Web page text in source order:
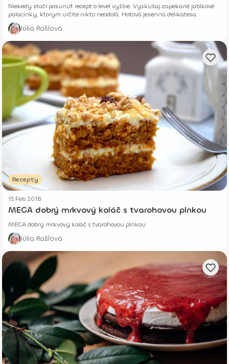
Niekedy stačí posunúť recept o level vyššie. Vyskúšaj zapekané jablkové
palacinky, ktorým určite nikto neodolá. Hotová jesenná delikatesa.
Júlia Rašlová
Recepty
15 Feb 2018
MEGA dobrý mrkvový koláč s tvarohovou plnkou
MEGA dobrý mrkvový koláč s tvarohovou plnkou
Júlia Rašlová